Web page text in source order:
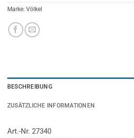
Marke: Völkel
BESCHREIBUNG
ZUSÄTZLICHE INFORMATIONEN
Art.-Nr. 27340